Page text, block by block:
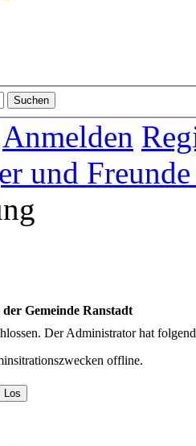
Anmelden
und
Gemeinde Ranstadt
Der Administrator hat
offline.